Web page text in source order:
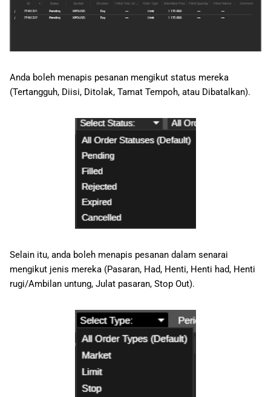
Anda boleh menapis pesanan mengikut status mereka
(Tertangguh, Diisi, Ditolak, Tamat Tempoh, atau Dibatalkan).
Selain itu, anda boleh menapis pesanan dalam senarai
mengikut jenis mereka (Pasaran, Had, Henti, Henti had, Henti
rugi/Ambilan untung, Julat pasaran, Stop Out).